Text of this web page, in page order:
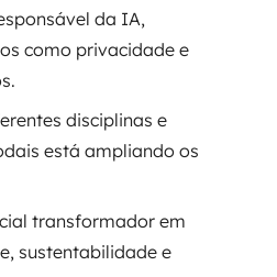
eficiência
da IA,
como privacidade e
disciplinas e
está ampliando os
transformador em
sustentabilidade e